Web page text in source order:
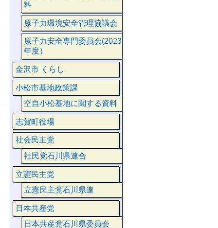
料
原子力環境安全管理協議会
原子力安全専門委員会(2023
年度）
金沢市 くらし
小松市基地政策課
空自小松基地に関する資料
志賀町役場
社会民主党
社民党石川県連合
立憲民主党
立憲民主党石川県連
日本共産党
日本共産党石川県委員会